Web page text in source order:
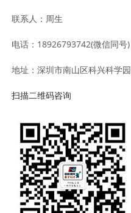
联系人：周生
电话：18926793742(微信同号)
地址：深圳市南山区科兴科学园
扫描二维码咨询